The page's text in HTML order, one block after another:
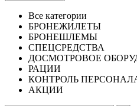
Все категории
БРОНЕЖИЛЕТЫ
БРОНЕШЛЕМЫ
СПЕЦСРЕДСТВА
ДОСМОТРОВОЕ
РАЦИИ
КОНТРОЛЬ
АКЦИИ